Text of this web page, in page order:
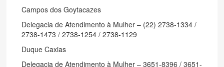
Campos dos Goytacazes
Delegacia de Atendimento à Mulher – (22) 2738-1334 /
2738-1473 / 2738-1254 / 2738-1129
Duque Caxias
Delegacia de Atendimento à Mulher – 3651-8396 / 3651-